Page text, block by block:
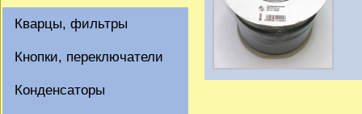
Кварцы, фильтры
Кнопки, переключатели
Конденсаторы